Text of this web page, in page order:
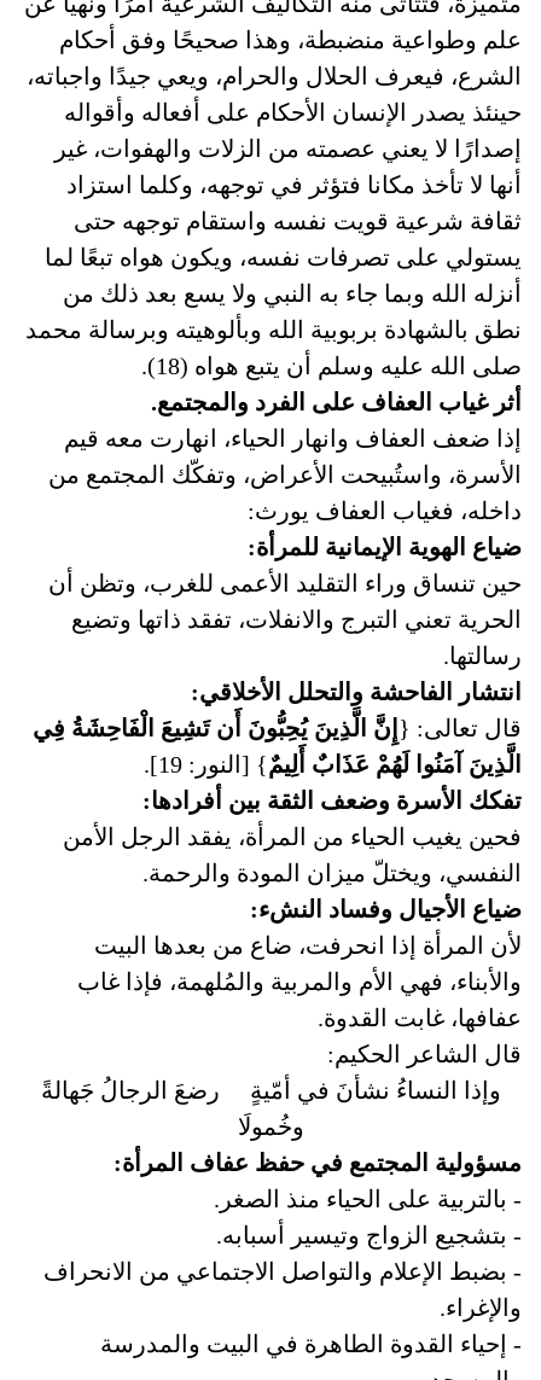
علم وطواعية منضبطة، وهذا صحيحًا وفق أحكام
الشرع، فيعرف الحلال والحرام، ويعي جيدًا واجباته،
حينئذ يصدر الإنسان الأحكام على أفعاله وأقواله
إصدارًا لا يعني عصمته من الزلات والهفوات، غير
أنها لا تأخذ مكانا فتؤثر في توجهه، وكلما استزاد
ثقافة شرعية قويت نفسه واستقام توجهه حتى
يستولي على تصرفات نفسه، ويكون هواه تبعًا لما
أنزله الله وبما جاء به النبي ولا يسع بعد ذلك من
نطق بالشهادة بربوبية الله وبألوهيته وبرسالة محمد
صلى الله عليه وسلم أن يتبع هواه (18).
أثر غياب العفاف على الفرد والمجتمع.
إذا ضعف العفاف وانهار الحياء، انهارت معه قيم
الأسرة، واستُبيحت الأعراض، وتفكّك المجتمع من
داخله، فغياب العفاف يورث:
ضياع الهوية الإيمانية للمرأة:
حين تنساق وراء التقليد الأعمى للغرب، وتظن أن
الحرية تعني التبرج والانفلات، تفقد ذاتها وتضيع
رسالتها.
انتشار الفاحشة والتحلل الأخلاقي:
قال تعالى: { إِنَّ الَّذِينَ يُحِبُّونَ أَن تَشِيعَ الْفَاحِشَةُ فِي
الَّذِينَ آمَنُوا لَهُمْ عَذَابٌ أَلِيمٌ} [النور: 19].
تفكك الأسرة وضعف الثقة بين أفرادها:
فحين يغيب الحياء من المرأة، يفقد الرجل الأمن
النفسي، ويختلّ ميزان المودة والرحمة.
ضياع الأجيال وفساد النشء:
لأن المرأة إذا انحرفت، ضاع من بعدها البيت
والأبناء، فهي الأم والمربية والمُلهمة، فإذا غاب
عفافها، غابت القدوة.
قال الشاعر الحكيم:
وإذا النساءُ نشأنَ في أمّيةٍ
رضعَ الرجالُ جَهالةً
وخُمولَا
مسؤولية المجتمع في حفظ عفاف المرأة:
- بالتربية على الحياء منذ الصغر.
- بتشجيع الزواج وتيسير أسبابه.
- بضبط الإعلام والتواصل الاجتماعي من الانحراف
والإغراء.
- إحياء القدوة الطاهرة في البيت والمدرسة